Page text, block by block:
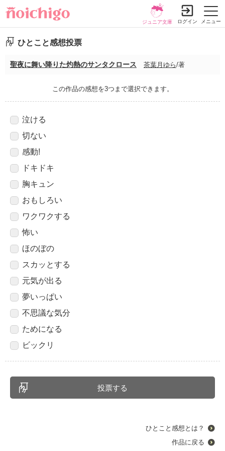
メニュー
ジュニア文庫 ログイン
ひとこと感想投票
聖夜に舞い降りた灼熱のサンタクロース 茶葉月ゆら/著
この作品の感想を3つまで選択できます。
泣ける
切ない
感動!
ドキドキ
胸キュン
おもしろい
ワクワクする
怖い
ほのぼの
スカッとする
元気が出る
夢いっぱい
不思議な気分
ためになる
ビックリ
ひとこと感想とは？
作品に戻る